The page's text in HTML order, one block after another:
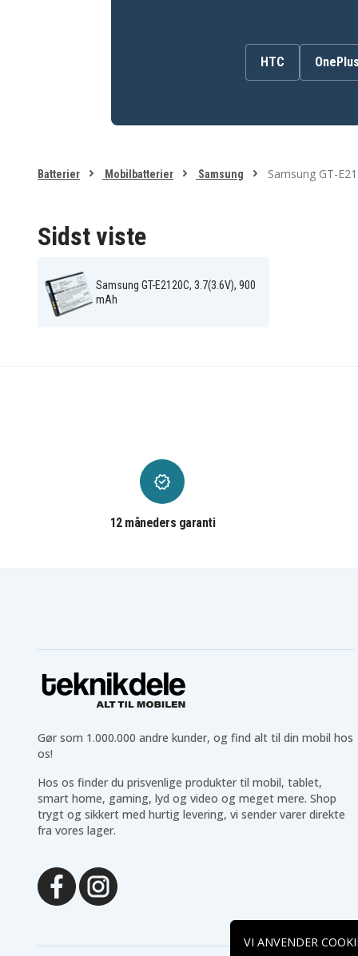
HTC OnePlus
Batterier Mobilbatterier Samsung Samsung GT-
Sidst viste
Samsung GT-E2120C, 3.7(3.6V), 900
mAh
12 måneders garanti
Gør som 1.000.000 andre kunder, og find alt til din mobil hos
os!
Hos os finder du prisvenlige produkter til mobil, tablet,
smart home, gaming, lyd og video og meget mere. Shop
trygt og sikkert med hurtig levering, vi sender varer direkte
fra vores lager.
VI ANVENDER